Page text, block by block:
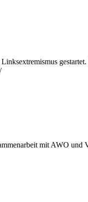
mit AWO und